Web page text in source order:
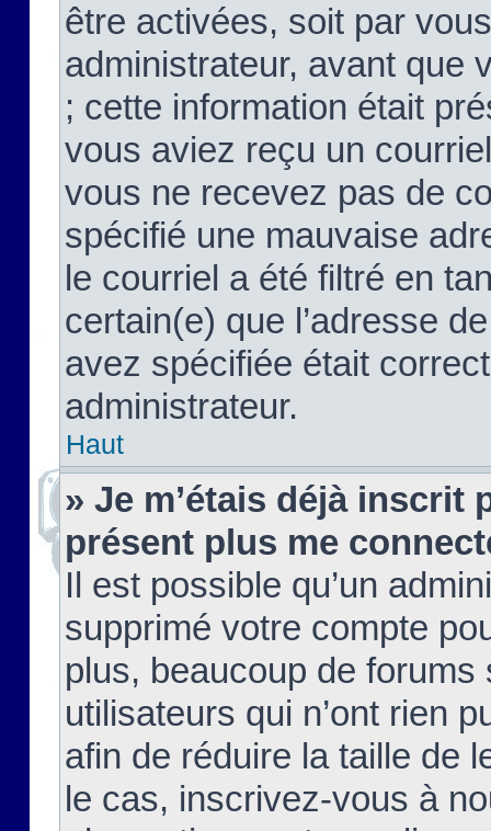
être activées, soit par
administrateur, avant que
; cette information était
vous aviez reçu un
vous ne recevez pas de
spécifié une mauvaise
le courriel a été filtré en
certain(e) que l’adresse
avez spécifiée était
administrateur.
Haut
» Je m’étais déjà inscrit
présent plus me
Il est possible qu’un
supprimé votre compte
plus, beaucoup de
utilisateurs qui n’ont rien
afin de réduire la taille de
le cas, inscrivez-vous à